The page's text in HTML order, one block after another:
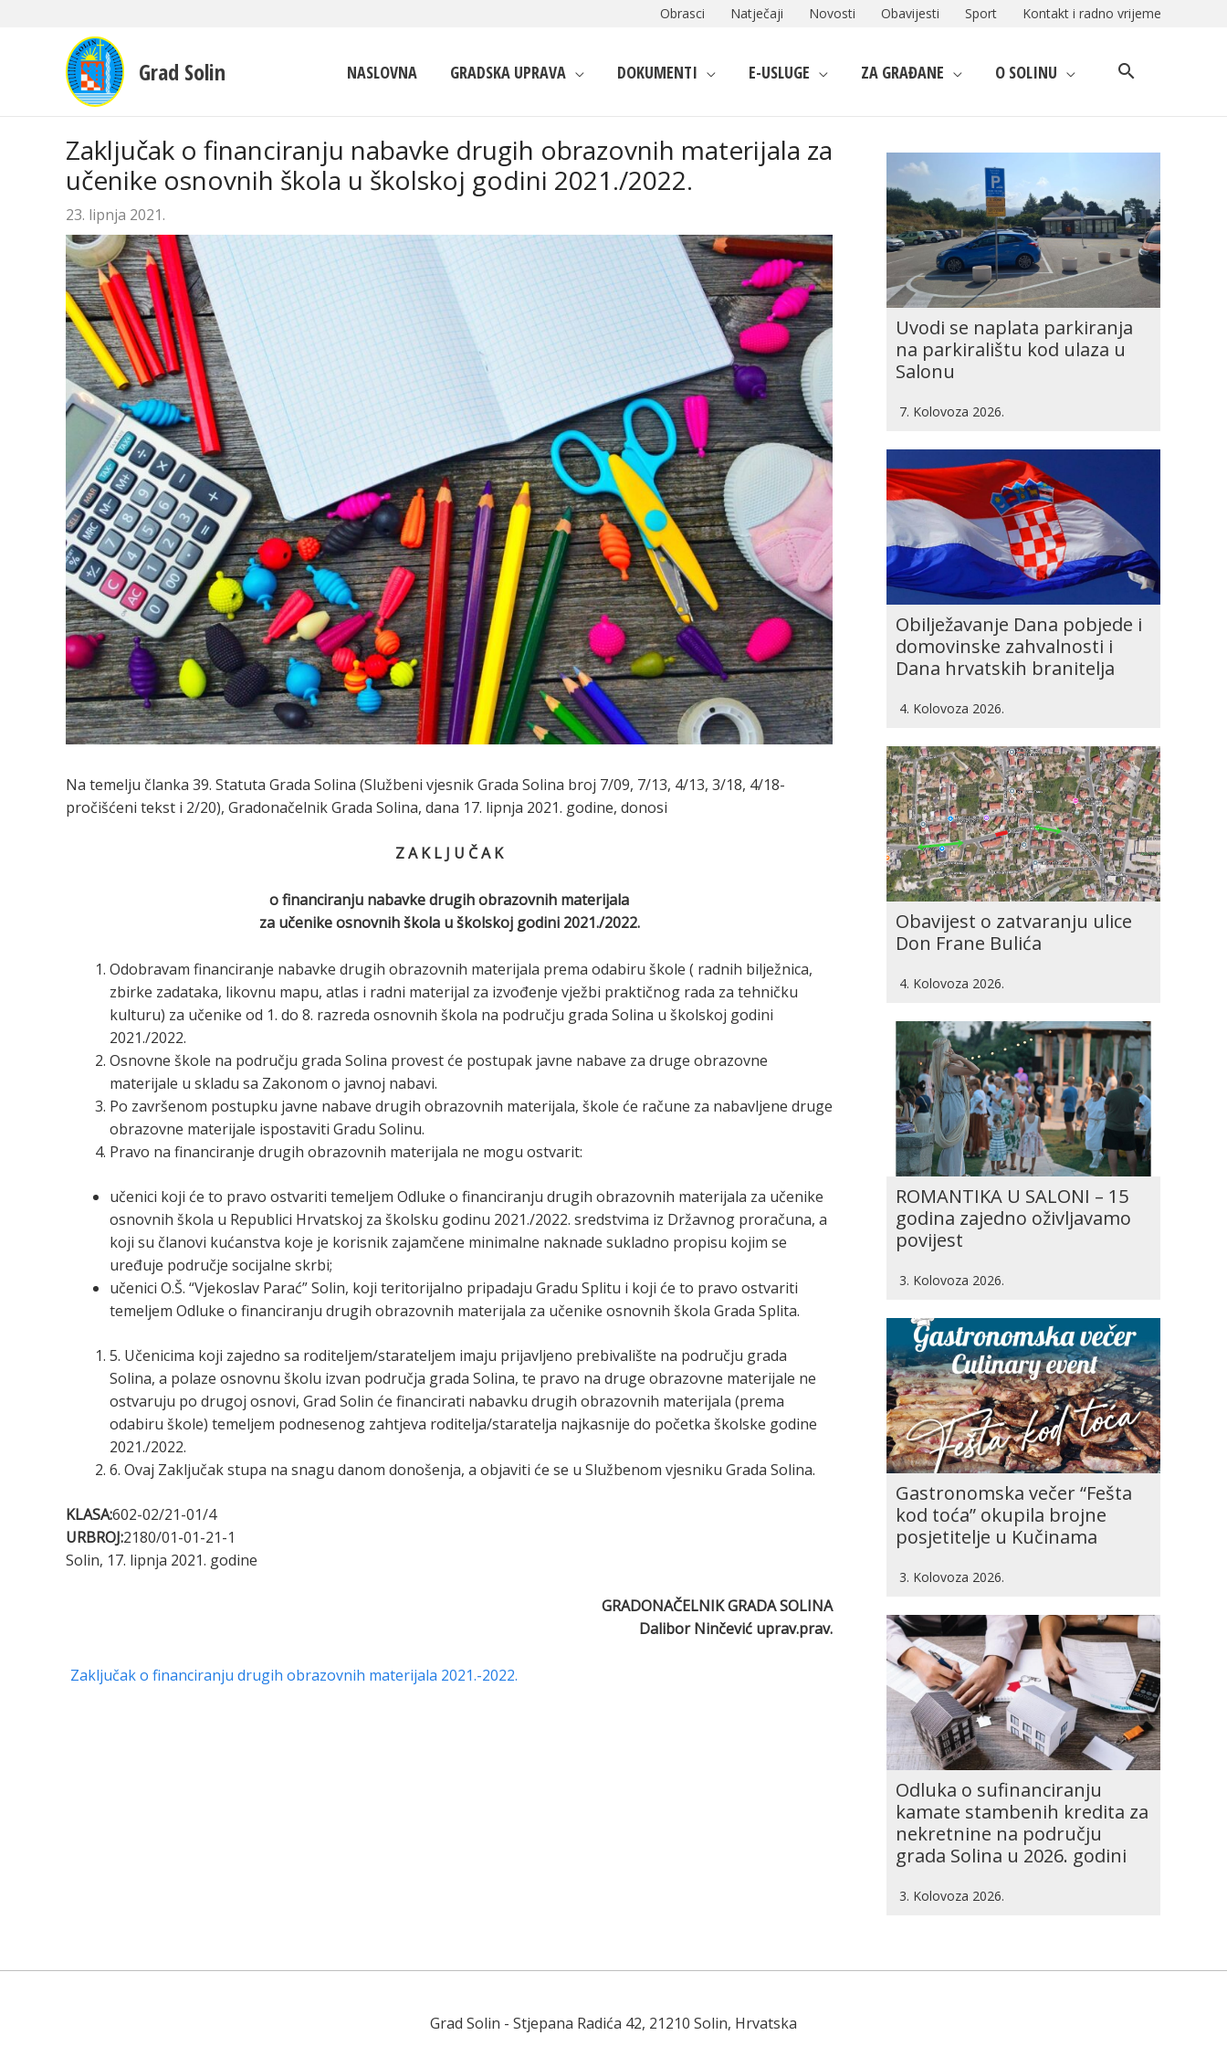
Obrasci Natječaji Novosti Obavijesti Sport Kontakt i radno vrijeme
Grad Solin NASLOVNA GRADSKA UPRAVA DOKUMENTI E-USLUGE ZA GRAĐANE O SOLINU
Zaključak o financiranju nabavke drugih obrazovnih materijala za
učenike osnovnih škola u školskoj godini 2021./2022.
23. lipnja 2021.
Na temelju članka 39. Statuta Grada Solina (Službeni vjesnik Grada Solina broj 7/09, 7/13, 4/13, 3/18, 4/18-
pročišćeni tekst i 2/20), Gradonačelnik Grada Solina, dana 17. lipnja 2021. godine, donosi
Z A K L J U Č A K
o financiranju nabavke drugih obrazovnih materijala
za učenike osnovnih škola u školskoj godini 2021./2022.
Odobravam financiranje nabavke drugih obrazovnih materijala prema odabiru škole ( radnih bilježnica,
zbirke zadataka, likovnu mapu, atlas i radni materijal za izvođenje vježbi praktičnog rada za tehničku
kulturu) za učenike od 1. do 8. razreda osnovnih škola na području grada Solina u školskoj godini
2021./2022.
Osnovne škole na području grada Solina provest će postupak javne nabave za druge obrazovne
materijale u skladu sa Zakonom o javnoj nabavi.
Po završenom postupku javne nabave drugih obrazovnih materijala, škole će račune za nabavljene druge
obrazovne materijale ispostaviti Gradu Solinu.
Pravo na financiranje drugih obrazovnih materijala ne mogu ostvarit:
učenici koji će to pravo ostvariti temeljem Odluke o financiranju drugih obrazovnih materijala za učenike
osnovnih škola u Republici Hrvatskoj za školsku godinu 2021./2022. sredstvima iz Državnog proračuna, a
koji su članovi kućanstva koje je korisnik zajamčene minimalne naknade sukladno propisu kojim se
uređuje područje socijalne skrbi;
učenici O.Š. “Vjekoslav Parać” Solin, koji teritorijalno pripadaju Gradu Splitu i koji će to pravo ostvariti
temeljem Odluke o financiranju drugih obrazovnih materijala za učenike osnovnih škola Grada Splita.
5. Učenicima koji zajedno sa roditeljem/starateljem imaju prijavljeno prebivalište na području grada
Solina, a polaze osnovnu školu izvan područja grada Solina, te pravo na druge obrazovne materijale ne
ostvaruju po drugoj osnovi, Grad Solin će financirati nabavku drugih obrazovnih materijala (prema
odabiru škole) temeljem podnesenog zahtjeva roditelja/staratelja najkasnije do početka školske godine
2021./2022.
6. Ovaj Zaključak stupa na snagu danom donošenja, a objaviti će se u Službenom vjesniku Grada Solina.
KLASA:602-02/21-01/4
URBROJ:2180/01-01-21-1
Solin, 17. lipnja 2021. godine
GRADONAČELNIK GRADA SOLINA
Dalibor Ninčević uprav.prav.
Zaključak o financiranju drugih obrazovnih materijala 2021.-2022.
Uvodi se naplata parkiranja
na parkiralištu kod ulaza u
Salonu
7. Kolovoza 2026.
Obilježavanje Dana pobjede i
domovinske zahvalnosti i
Dana hrvatskih branitelja
4. Kolovoza 2026.
Obavijest o zatvaranju ulice
Don Frane Bulića
4. Kolovoza 2026.
ROMANTIKA U SALONI – 15
godina zajedno oživljavamo
povijest
3. Kolovoza 2026.
Gastronomska večer “Fešta
kod toća” okupila brojne
posjetitelje u Kučinama
3. Kolovoza 2026.
Odluka o sufinanciranju
kamate stambenih kredita za
nekretnine na području
grada Solina u 2026. godini
3. Kolovoza 2026.
Grad Solin - Stjepana Radića 42, 21210 Solin, Hrvatska